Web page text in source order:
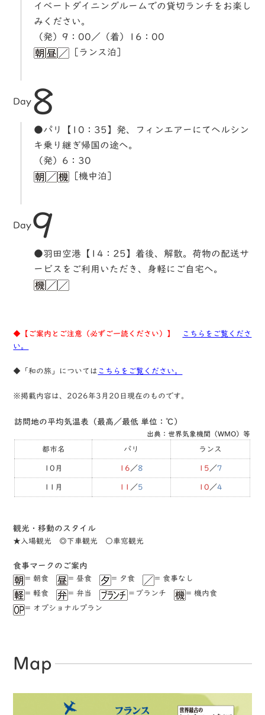
イベートダイニングルームでの貸切ランチをお楽し
みください。
（発）9：00／（着）16：00
［ランス泊］
Day 8
●パリ【10：35】発、フィンエアーにてヘルシン
キ乗り継ぎ帰国の途へ。
（発）6：30
［機中泊］
Day9
●羽田空港【14：25】着後、解散。荷物の配送サ
ービスをご利用いただき、身軽にご自宅へ。
◆【ご案内とご注意（必ずご一読ください）】
こちらをご覧くださ
い。
◆「和の旅」については こちらをご覧ください。
※掲載内容は、2026年3月20日現在のものです。
訪問地の平均気温表（最高／最低 単位：℃）
出典：世界気象機関（WMO）等
都市名 パリ ランス
10月 16 ／8 15 ／7
11月 11 ／5 10 ／4
観光・移動のスタイル
★⼊場観光 ◎下⾞観光 ○⾞窓観光
⾷事マークのご案内
= 朝食 = 昼食 = ⼣食
= ⾷事なし
= 軽⾷
= 弁当 ＝ブランチ
= 機内食
= オプショナルプラン
Map